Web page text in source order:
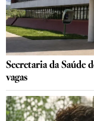
Secretaria da Saúde
vagas